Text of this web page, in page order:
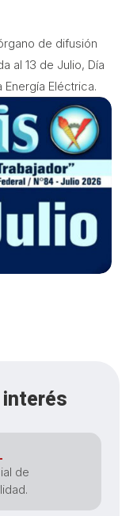
de difusión
al 13 de Julio, Día
Eléctrica.
interés
de